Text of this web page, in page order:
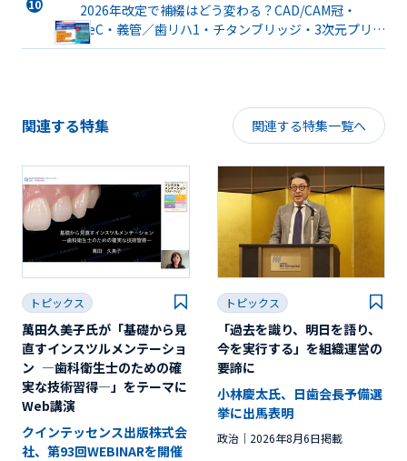
2026年改定で補綴はどう変わる？CAD/CAM冠・
TeC・義管／歯リハ1・チタンブリッジ・3次元プリン
ト有床義歯まで詳解
関連する特集 関連する特集一覧へ
トピックス
萬田久美子氏が「基礎から見
直すインスツルメンテーショ
ン ―歯科衛生士のための確
実な技術習得―」をテーマに
Web講演
クインテッセンス出版株式会
社、第93回WEBINARを開催
トピックス
「過去を識り、明日を語り、
今を実行する」を組織運営の
要諦に
小林慶太氏、日歯会長予備選
挙に出馬表明
政治 2026年8月6日掲載